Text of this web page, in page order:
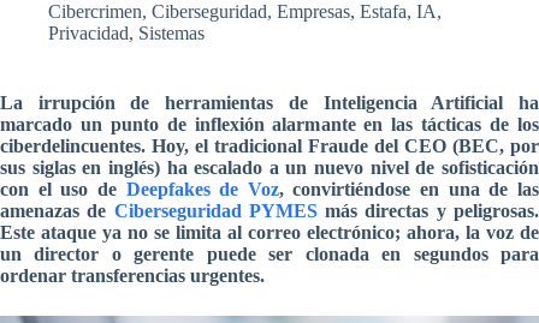
Cibercrimen, Ciberseguridad, Empresas, Estafa, IA,
Privacidad, Sistemas
La irrupción de herramientas de Inteligencia Artificial ha
marcado un punto de inflexión alarmante en las tácticas de los
ciberdelincuentes. Hoy, el tradicional Fraude del CEO (BEC, por
sus siglas en inglés) ha escalado a un nuevo nivel de sofisticación
con el uso de Deepfakes de Voz, convirtiéndose en una de las
amenazas de Ciberseguridad PYMESmás directas y peligrosas.
Este ataque ya no se limita al correo electrónico; ahora, la voz de
un director o gerente puede ser clonada en segundos para
ordenar transferencias urgentes.